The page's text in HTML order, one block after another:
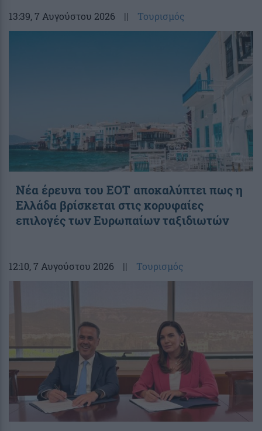
13:39, 7 Αυγούστου 2026 || Τουρισμός
Νέα έρευνα του ΕΟΤ αποκαλύπτει πως η
Ελλάδα βρίσκεται στις κορυφαίες
επιλογές των Ευρωπαίων ταξιδιωτών
12:10, 7 Αυγούστου 2026 || Τουρισμός